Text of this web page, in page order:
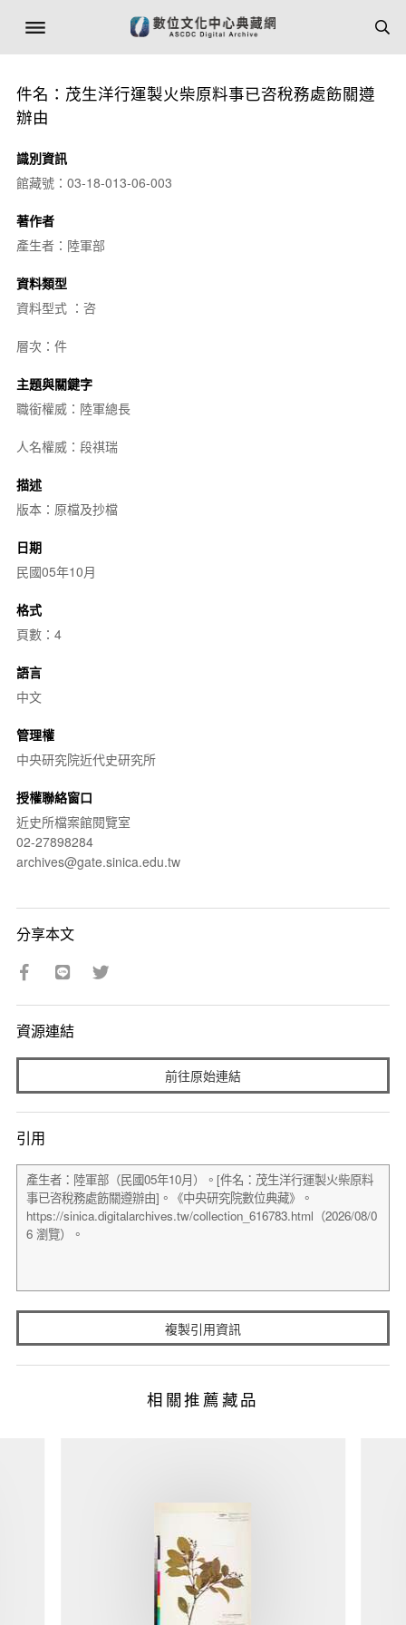
件名：茂生洋行運製火柴原料事已咨稅務處飭關遵
辦由
識別資訊
館藏號：03-18-013-06-003
著作者
產生者：陸軍部
資料類型
資料型式 ：咨
層次：件
主題與關鍵字
職銜權威：陸軍總長
人名權威：段祺瑞
描述
版本：原檔及抄檔
日期
民國05年10月
格式
頁數：4
語言
中文
管理權
中央研究院近代史研究所
授權聯絡窗口
近史所檔案館閱覽室
02-27898284
archives@gate.sinica.edu.tw
分享本文
資源連結
前往原始連結
引用
複製引用資訊
相關推薦藏品